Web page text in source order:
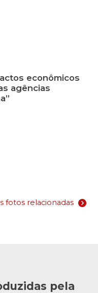
econômicos
agências
fotos relacionadas
pela